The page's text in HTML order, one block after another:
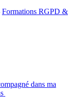
Formations RGPD &
dans ma